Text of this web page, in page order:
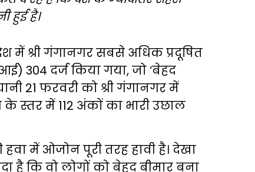
हुई है।
में श्री गंगानगर सबसे अधिक प्रदूषित
304 दर्ज किया गया, जो ‘बेहद
21 फरवरी को श्री गंगानगर में
के स्तर में 112 अंकों का भारी उछाल
में ओजोन पूरी तरह हावी है। देखा
है कि वो लोगों को बेहद बीमार बना